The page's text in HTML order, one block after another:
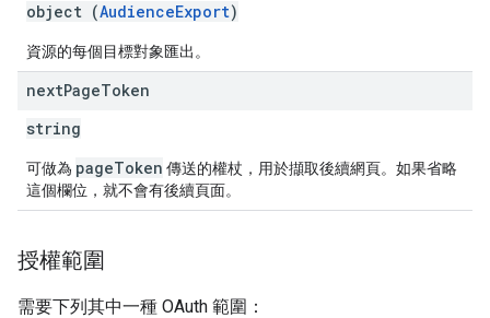
object (AudienceExport)
資源的每個目標對象匯出。
nextPageToken
string
可做為 pageToken 傳送的權杖，用於擷取後續網頁。如果省略
這個欄位，就不會有後續頁面。
授權範圍
需要下列其中一種 OAuth 範圍：